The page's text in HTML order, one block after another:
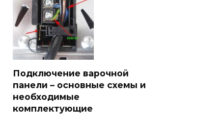
Подключение варочной
панели – основные схемы и
необходимые
комплектующие